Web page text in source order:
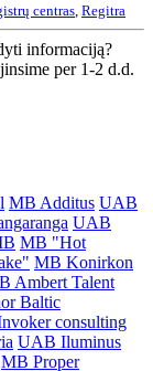
centras Regitra
informaciją?
per 1-2 d.d.
MB Additus UAB
UAB
MB "Hot
MB Konirkon
Ambert Talent
Baltic
consulting
UAB Iluminus
MB Proper